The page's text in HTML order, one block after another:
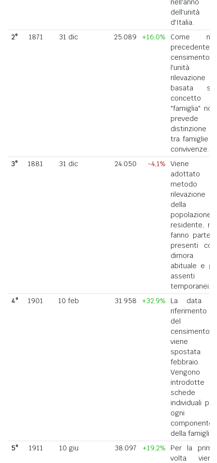
nell'anno
dell'unità
d'Italia.
2°
1871 31 dic 25.089 +16,0%
Come nel
precedente
censimento,
l'unità di
rilevazione
basata sul
concetto di
"famiglia" non
prevede la
distinzione
tra famiglie e
convivenze.
3°
1881 31 dic 24.050 -4,1%
Viene
adottato il
metodo di
rilevazione
della
popolazione
residente, ne
fanno parte i
presenti con
dimora
abituale e gli
assenti
temporanei.
4°
1901 10 feb 31.958 +32,9%
La data di
riferimento
del
censimento
viene
spostata a
febbraio.
Vengono
introdotte
schede
individuali per
ogni
componente
della famiglia.
5°
1911 10 giu 38.097 +19,2%
Per la prima
volta viene